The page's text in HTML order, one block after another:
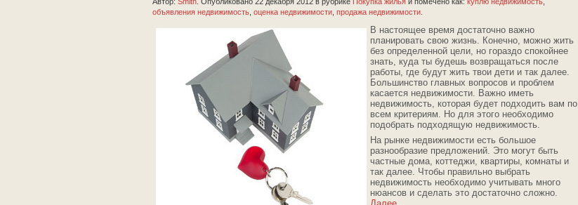
объявления недвижимость оценка недвижимости продажа недвижимости
В настоящее время достаточно важно
планировать свою жизнь. Конечно, можно жить
без определенной цели, но гораздо спокойнее
знать, куда ты будешь возвращаться после
работы, где будут жить твои дети и так далее.
Большинство главных вопросов и проблем
касается недвижимости. Важно иметь
недвижимость, которая будет подходить вам по
всем критериям. Но для этого необходимо
подобрать подходящую недвижимость.
На рынке недвижимости есть большое
разнообразие предложений. Это могут быть
частные дома, коттеджи, квартиры, комнаты и
так далее. Чтобы правильно выбрать
недвижимость необходимо учитывать много
нюансов и сделать это достаточно сложно.